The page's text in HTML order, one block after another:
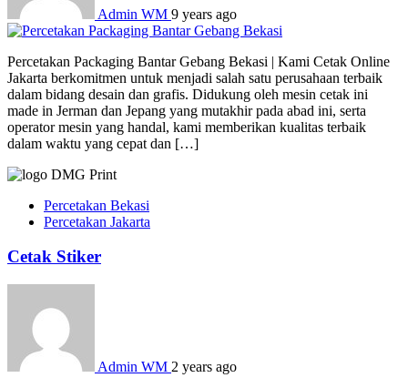
Admin WM 9 years ago
Percetakan Packaging Bantar Gebang Bekasi | Kami Cetak Online
Jakarta berkomitmen untuk menjadi salah satu perusahaan terbaik
dalam bidang desain dan grafis. Didukung oleh mesin cetak ini
made in Jerman dan Jepang yang mutakhir pada abad ini, serta
operator mesin yang handal, kami memberikan kualitas terbaik
dalam waktu yang cepat dan […]
Percetakan Bekasi
Percetakan Jakarta
Cetak Stiker
Admin WM 2 years ago